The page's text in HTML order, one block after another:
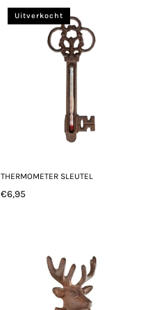
Uitverkocht
THERMOMETER SLEUTEL
Normale
€6,95